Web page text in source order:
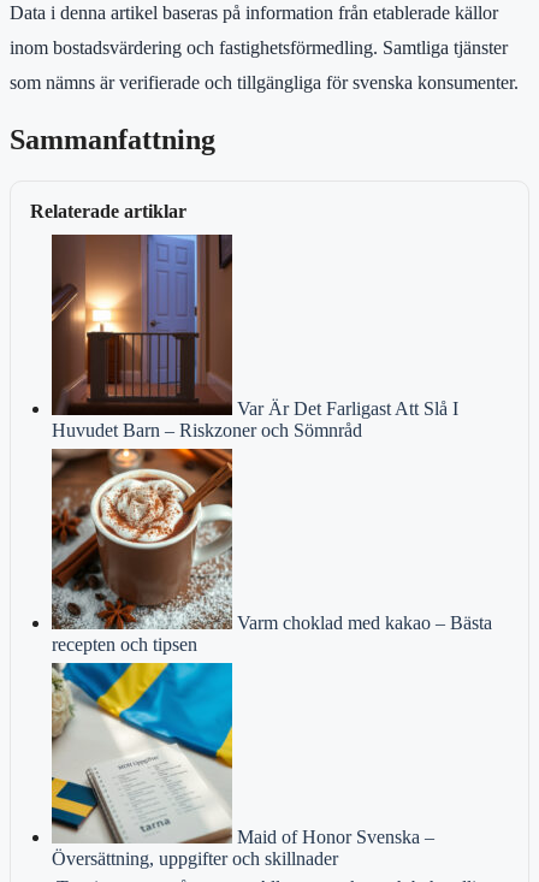
Data i denna artikel baseras på information från etablerade källor
inom bostadsvärdering och fastighetsförmedling. Samtliga tjänster
som nämns är verifierade och tillgängliga för svenska konsumenter.
Sammanfattning
Relaterade artiklar
Var Är Det Farligast Att Slå I
Huvudet Barn – Riskzoner och Sömnråd
Varm choklad med kakao – Bästa
recepten och tipsen
Maid of Honor Svenska –
Översättning, uppgifter och skillnader